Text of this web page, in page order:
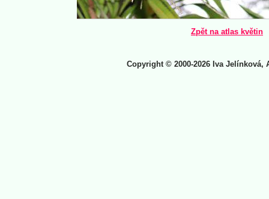
Zpět na atlas květin
Copyright © 2000-2026 Iva Jelínková,